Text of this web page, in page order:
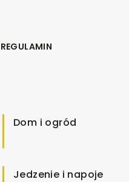
REGULAMIN
Dom i ogród
Jedzenie i napoje